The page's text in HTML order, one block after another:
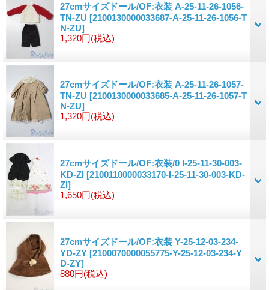
27cmサイズドール/OF:衣装 A-25-11-26-1056-
TN-ZU [2100130000033687-A-25-11-26-1056-T
N-ZU]
1,320円(税込)
27cmサイズドール/OF:衣装 A-25-11-26-1057-
TN-ZU [2100130000033685-A-25-11-26-1057-T
N-ZU]
1,320円(税込)
27cmサイズドール/OF:衣装/0 I-25-11-30-003-
KD-ZI [2100110000033170-I-25-11-30-003-KD-
ZI]
1,650円(税込)
27cmサイズドール/OF:衣装 Y-25-12-03-234-
YD-ZY [2100070000055775-Y-25-12-03-234-Y
D-ZY]
880円(税込)